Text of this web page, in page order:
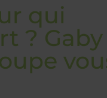
qui
? Gaby